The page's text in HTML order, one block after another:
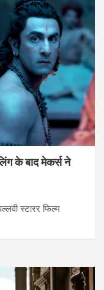
के बाद मेकर्स ने
स्टारर फिल्म